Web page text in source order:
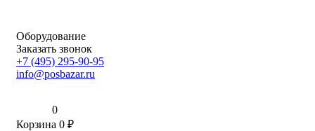
Оборудование
Заказать звонок
+7 (495) 295-90-95
info@posbazar.ru
0
Корзина 0 ₽